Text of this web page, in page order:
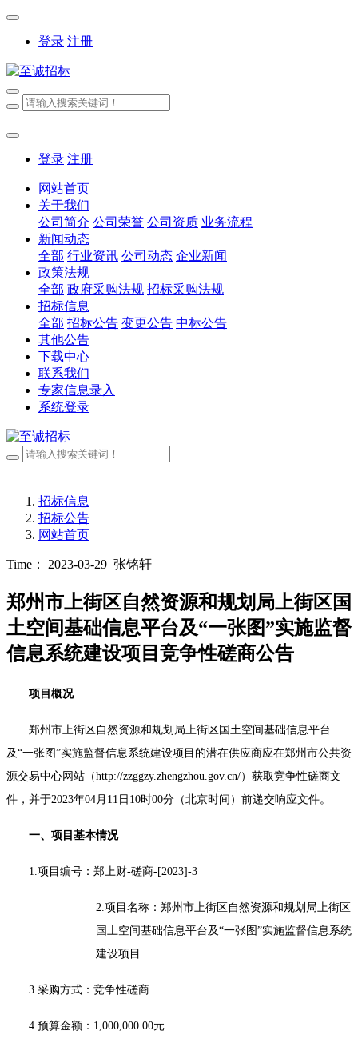
登录 注册
登录 注册
网站首页
关于我们
公司简介 公司荣誉 公司资质 业务流程
新闻动态
全部 行业资讯 公司动态 企业新闻
政策法规
全部 政府采购法规 招标采购法规
招标信息
全部 招标公告 变更公告 中标公告
其他公告
下载中心
联系我们
专家信息录入
系统登录
招标信息
招标公告
网站首页
Time： 2023-03-29 张铭轩
郑州市上街区自然资源和规划局上街区国
土空间基础信息平台及“一张图”实施监督
信息系统建设项目竞争性磋商公告
项目概况
郑州市上街区自然资源和规划局上街区国土空间基础信息平台
及“一张图”实施监督信息系统建设项目 的潜在供应商应在郑州市公共资
源交易中心网站（http://zzggzy.zhengzhou.gov.cn/）获取竞争性磋商文
件，并于2023年04月11日10时00分（北京时间）前递交响应文件。
一、项目基本情况
1.项目编号： 郑上财-磋商-[2023]-3
2.项目名称：郑州市上街区自然资源和规划局上街区
国土空间基础信息平台及“一张图”实施监督信息系统
建设项目
3.采购方式：竞争性磋商
4.预算金额：1,000,000.00元